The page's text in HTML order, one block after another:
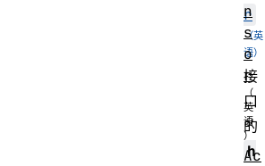
r
接
口
的
h
n
s
o
r
Ac